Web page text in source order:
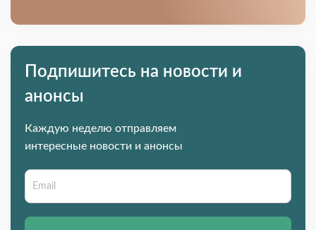
Подпишитесь на новости и
анонсы
Каждую неделю отправляем
интересные новости и анонсы